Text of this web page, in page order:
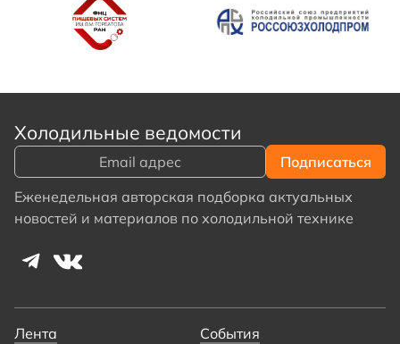
Холодильные ведомости
Еженедельная авторская подборка актуальных
новостей и материалов по холодильной технике
Лента События